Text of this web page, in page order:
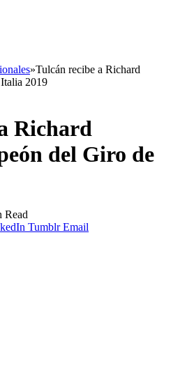
»Tulcán recibe a Richard
2019
Richard
del Giro de
Read
Tumblr Email